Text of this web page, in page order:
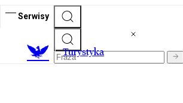
Serwisy
Turystyka